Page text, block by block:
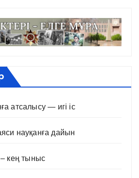
атсалысу — игі іс
науқанға дайын
кең тыныс